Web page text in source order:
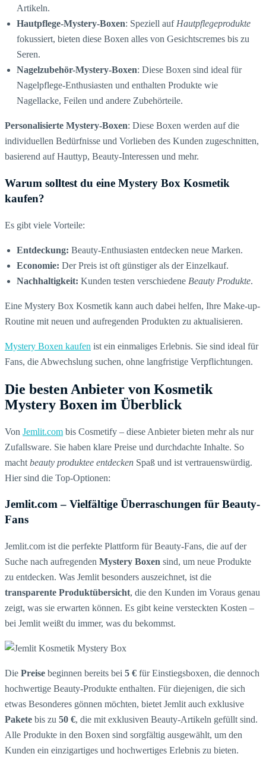
Artikeln.
Hautpflege-Mystery-Boxen: Speziell auf Hautpflegeprodukte
fokussiert, bieten diese Boxen alles von Gesichtscremes bis zu
Seren.
Nagelzubehör-Mystery-Boxen: Diese Boxen sind ideal für
Nagelpflege-Enthusiasten und enthalten Produkte wie
Nagellacke, Feilen und andere Zubehörteile.
Personalisierte Mystery-Boxen: Diese Boxen werden auf die
individuellen Bedürfnisse und Vorlieben des Kunden zugeschnitten,
basierend auf Hauttyp, Beauty-Interessen und mehr.
Warum solltest du eine Mystery Box Kosmetik
kaufen?
Es gibt viele Vorteile:
Entdeckung: Beauty-Enthusiasten entdecken neue Marken.
Economie: Der Preis ist oft günstiger als der Einzelkauf.
Nachhaltigkeit: Kunden testen verschiedene Beauty Produkte.
Eine Mystery Box Kosmetik kann auch dabei helfen, Ihre Make-up-
Routine mit neuen und aufregenden Produkten zu aktualisieren.
Mystery Boxen kaufen ist ein einmaliges Erlebnis. Sie sind ideal für
Fans, die Abwechslung suchen, ohne langfristige Verpflichtungen.
Die besten Anbieter von Kosmetik
Mystery Boxen im Überblick
Von Jemlit.com bis Cosmetify – diese Anbieter bieten mehr als nur
Zufallsware. Sie haben klare Preise und durchdachte Inhalte. So
macht beauty produktee entdecken Spaß und ist vertrauenswürdig.
Hier sind die Top-Optionen:
Jemlit.com – Vielfältige Überraschungen für Beauty-
Fans
Jemlit.com ist die perfekte Plattform für Beauty-Fans, die auf der
Suche nach aufregenden Mystery Boxen sind, um neue Produkte
zu entdecken. Was Jemlit besonders auszeichnet, ist die
transparente Produktübersicht, die den Kunden im Voraus genau
zeigt, was sie erwarten können. Es gibt keine versteckten Kosten –
bei Jemlit weißt du immer, was du bekommst.
Die Preise beginnen bereits bei 5 € für Einstiegsboxen, die dennoch
hochwertige Beauty-Produkte enthalten. Für diejenigen, die sich
etwas Besonderes gönnen möchten, bietet Jemlit auch exklusive
Pakete bis zu 50 €, die mit exklusiven Beauty-Artikeln gefüllt sind.
Alle Produkte in den Boxen sind sorgfältig ausgewählt, um den
Kunden ein einzigartiges und hochwertiges Erlebnis zu bieten.